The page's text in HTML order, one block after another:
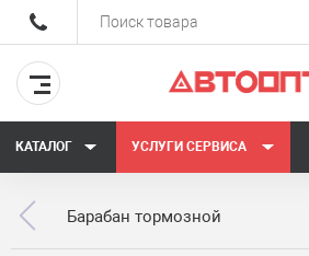
КАТАЛОГ УСЛУГИ СЕРВИСА
Барабан тормозной